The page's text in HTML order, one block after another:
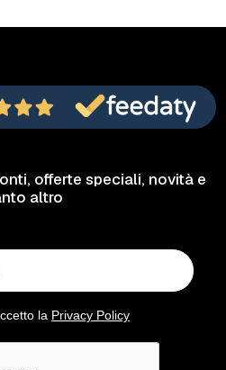
offerte speciali, novità e
altro
la Privacy Policy